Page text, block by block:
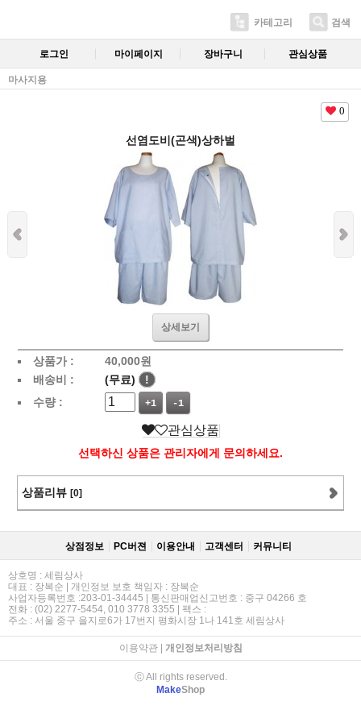
카테고리 검색
로그인 마이페이지 장바구니 관심상품
마사지용
0
선염도비(곤색)상하벌
상세보기
상품가 : 40,000원
배송비 :
(무료)
!
수량 :
+1 -1
관심상품
선택하신 상품은 관리자에게 문의하세요.
상품리뷰 [0]
상점정보 PC버젼 이용안내 고객센터 커뮤니티
상호명 : 세림상사
대표 : 장복순 | 개인정보 보호 책임자 : 장복순
사업자등록번호 :203-01-34445 | 통신판매업신고번호 : 중구 04266 호
전화 : (02) 2277-5454, 010 3778 3355 | 팩스 :
주소 : 서울 중구 을지로6가 17번지 평화시장 1나 141호 세림상사
이용약관| 개인정보처리방침
ⓒ All rights reserved.
MakeShop